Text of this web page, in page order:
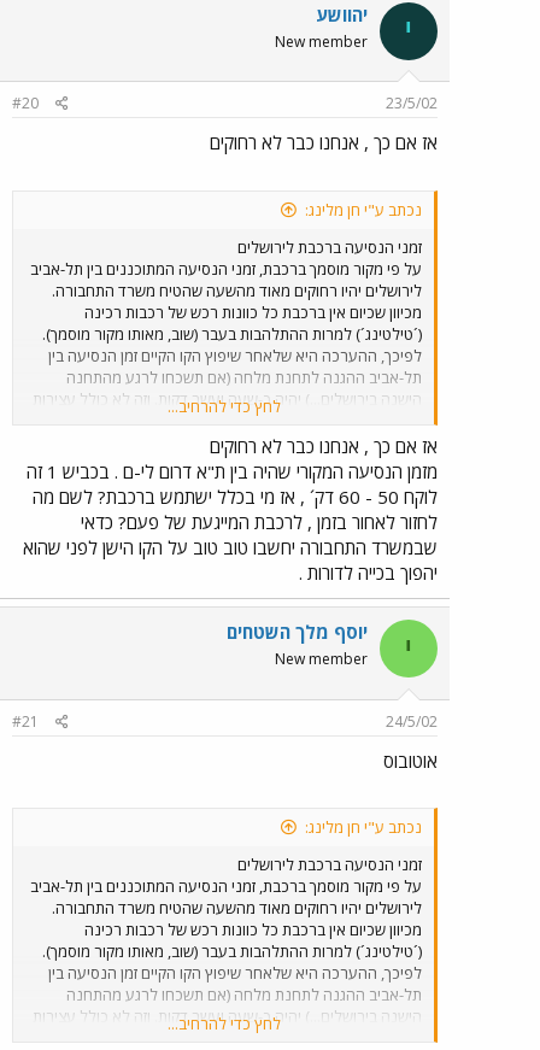
י יהוושע
New member
23/5/02
#20
אז אם כך , אנחנו כבר לא רחוקים
נכתב ע"י חן מלינג:
זמני הנסיעה ברכבת לירושלים
על פי מקור מוסמך ברכבת, זמני הנסיעה המתוכננים בין תל-אביב
לירושלים יהיו רחוקים מאוד מהשעה שהטיח משרד התחבורה.
מכיוון שכיום אין ברכבת כל כוונות רכש של רכבות רכינה
(´טילטינג´) למרות ההתלהבות בעבר (שוב, מאותו מקור מוסמך).
לפיכך, ההערכה היא שלאחר שיפוץ הקו הקיים זמן הנסיעה בין
תל-אביב ההגנה לתחנת מלחה (אם תשכחו לרגע מהתחנה
הישנה בירושלים...) יהיה כ-שעה ועשר דקות. וזה לא כולל עצירות
בלוד ובבית שמש, שבוודאי יהיו ברוב הרכבות לפחות, ושיעלו את
זמן הנסיעות ללפחות שעה ו-25 דקות. כל זה לפני שחישבנו
במשוואה את זה שרוב האנשים גם צריכים נסיעה לא קצרה אל
תחנת מלחה, ושרוב האנשים עדיין יירדו בתחנות האחרות
בתל-אביב, ולא ב-ההגנה.
לחץ כדי להרחיב...
אז אם כך , אנחנו כבר לא רחוקים
מזמן הנסיעה המקורי שהיה בין ת"א דרום לי-ם . בכביש 1 זה
לוקח 50 - 60 דק´ , אז מי בכלל ישתמש ברכבת? לשם מה
לחזור לאחור בזמן , לרכבת המייגעת של פעם? כדאי
שבמשרד התחבורה יחשבו טוב טוב על הקו הישן לפני שהוא
יהפוך בכייה לדורות .
י יוסף מלך השטחים
New member
24/5/02
#21
אוטובוס
נכתב ע"י חן מלינג:
זמני הנסיעה ברכבת לירושלים
על פי מקור מוסמך ברכבת, זמני הנסיעה המתוכננים בין תל-אביב
לירושלים יהיו רחוקים מאוד מהשעה שהטיח משרד התחבורה.
מכיוון שכיום אין ברכבת כל כוונות רכש של רכבות רכינה
(´טילטינג´) למרות ההתלהבות בעבר (שוב, מאותו מקור מוסמך).
לפיכך, ההערכה היא שלאחר שיפוץ הקו הקיים זמן הנסיעה בין
תל-אביב ההגנה לתחנת מלחה (אם תשכחו לרגע מהתחנה
הישנה בירושלים...) יהיה כ-שעה ועשר דקות. וזה לא כולל עצירות
בלוד ובבית שמש, שבוודאי יהיו ברוב הרכבות לפחות, ושיעלו את
לחץ כדי להרחיב...